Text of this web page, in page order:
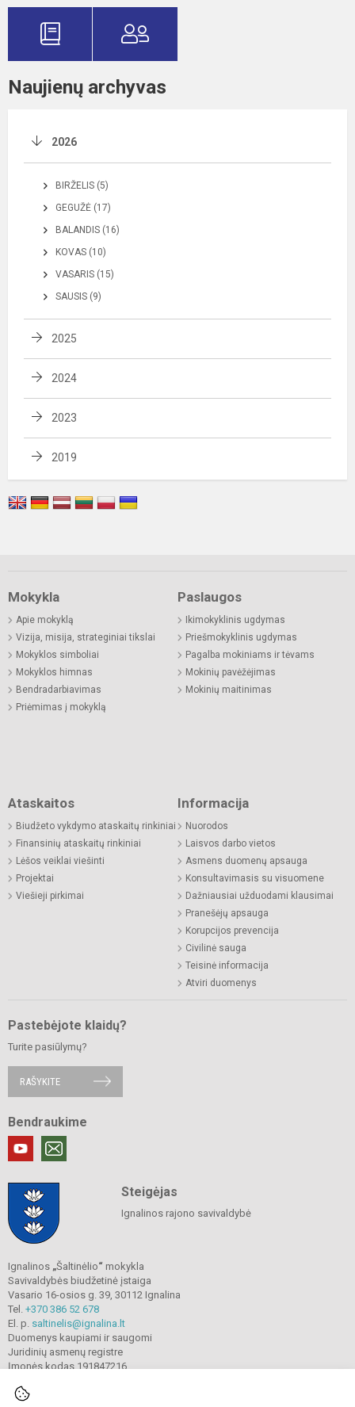
Naujienų archyvas
2026
BIRŽELIS (5)
GEGUŽĖ (17)
BALANDIS (16)
KOVAS (10)
VASARIS (15)
SAUSIS (9)
2025
2024
2023
2019
Mokykla
Apie mokyklą
Vizija, misija, strateginiai tikslai
Mokyklos simboliai
Mokyklos himnas
Bendradarbiavimas
Priėmimas į mokyklą
Paslaugos
Ikimokyklinis ugdymas
Priešmokyklinis ugdymas
Pagalba mokiniams ir tėvams
Mokinių pavėžėjimas
Mokinių maitinimas
Ataskaitos
Biudžeto vykdymo ataskaitų rinkiniai
Finansinių ataskaitų rinkiniai
Lėšos veiklai viešinti
Projektai
Viešieji pirkimai
Informacija
Nuorodos
Laisvos darbo vietos
Asmens duomenų apsauga
Konsultavimasis su visuomene
Dažniausiai užduodami klausimai
Pranešėjų apsauga
Korupcijos prevencija
Civilinė sauga
Teisinė informacija
Atviri duomenys
Pastebėjote klaidų?
Turite pasiūlymų?
RAŠYKITE
Bendraukime
Steigėjas
Ignalinos rajono savivaldybė
Ignalinos „Šaltinėlio“ mokykla
Savivaldybės biudžetinė įstaiga
Vasario 16-osios g. 39, 30112 Ignalina
Tel. +370 386 52 678
El. p. saltinelis@ignalina.lt
Duomenys kaupiami ir saugomi
Juridinių asmenų registre
Įmonės kodas 191847216